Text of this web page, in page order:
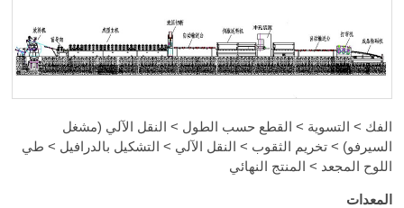
الفك > التسوية > القطع حسب الطول > النقل الآلي (مشغل
السيرفو) > تخريم الثقوب > النقل الآلي > التشكيل بالدرافيل > طي
اللوح المجعد > المنتج النهائي
المعدات